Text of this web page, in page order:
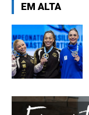
EM ALTA